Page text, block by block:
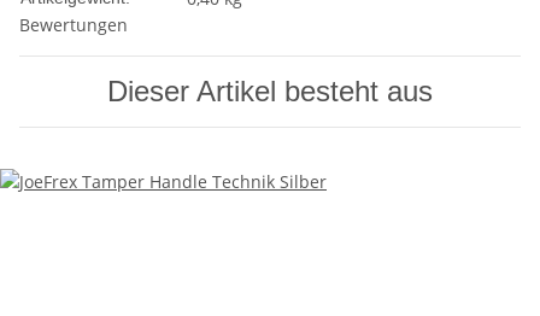
Bewertungen
Dieser Artikel besteht aus